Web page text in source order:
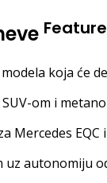
koja će
om i
Mercedes EQC
uz autonomiju